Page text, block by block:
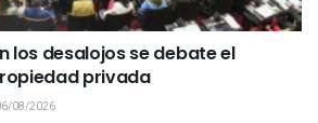
los desalojos se debate el
privada
08/2026